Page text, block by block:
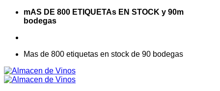
Saltar mAS DE 800 ETIQUETAs EN STOCK y 90m
bodegas
Mas de 800 etiquetas en stock de 90 bodegas